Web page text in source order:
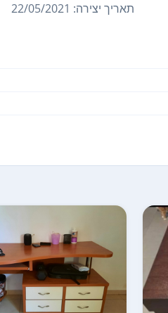
תאריך יצירה: 22/05/2021